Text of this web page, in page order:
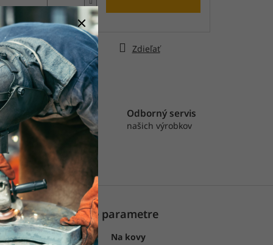
bez DPH
sa Strážiť Zdieľať
výroba
pásy, rolky
Odborný servis
našich výrobkov
papiera
Dodatočné parametre
Kategória:
Na kovy